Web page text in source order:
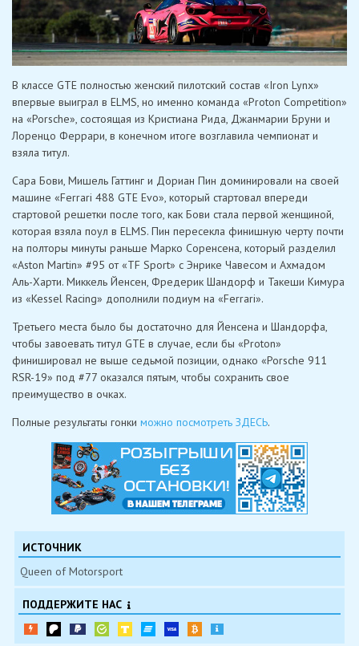
В классе GTE полностью женский пилотский состав «Iron Lynx»
впервые выиграл в ELMS, но именно команда «Proton Competition»
на «Porsche», состоящая из Кристиана Рида, Джанмарии Бруни и
Лоренцо Феррари, в конечном итоге возглавила чемпионат и
взяла титул.
Сара Бови, Мишель Гаттинг и Дориан Пин доминировали на своей
машине «Ferrari 488 GTE Evo», который стартовал впереди
стартовой решетки после того, как Бови стала первой женщиной,
которая взяла поул в ELMS. Пин пересекла финишную черту почти
на полторы минуты раньше Марко Соренсена, который разделил
«Aston Martin» #95 от «TF Sport» с Энрике Чавесом и Ахмадом
Аль-Харти. Миккель Йенсен, Фредерик Шандорф и Такеши Кимура
из «Kessel Racing» дополнили подиум на «Ferrari».
Третьего места было бы достаточно для Йенсена и Шандорфа,
чтобы завоевать титул GTE в случае, если бы «Proton»
финишировал не выше седьмой позиции, однако «Porsche 911
RSR-19» под #77 оказался пятым, чтобы сохранить свое
преимущество в очках.
Полные результаты гонки можно посмотреть ЗДЕСЬ.
ИСТОЧНИК
Queen of Motorsport
ПОДДЕРЖИТЕ НАС